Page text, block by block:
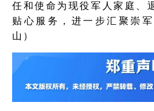
任和使命为现役军人家庭、
贴心服务，进一步汇聚崇
山）